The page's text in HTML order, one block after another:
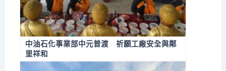
中油石化事業部中元普渡 祈願工廠安全與鄰
里祥和